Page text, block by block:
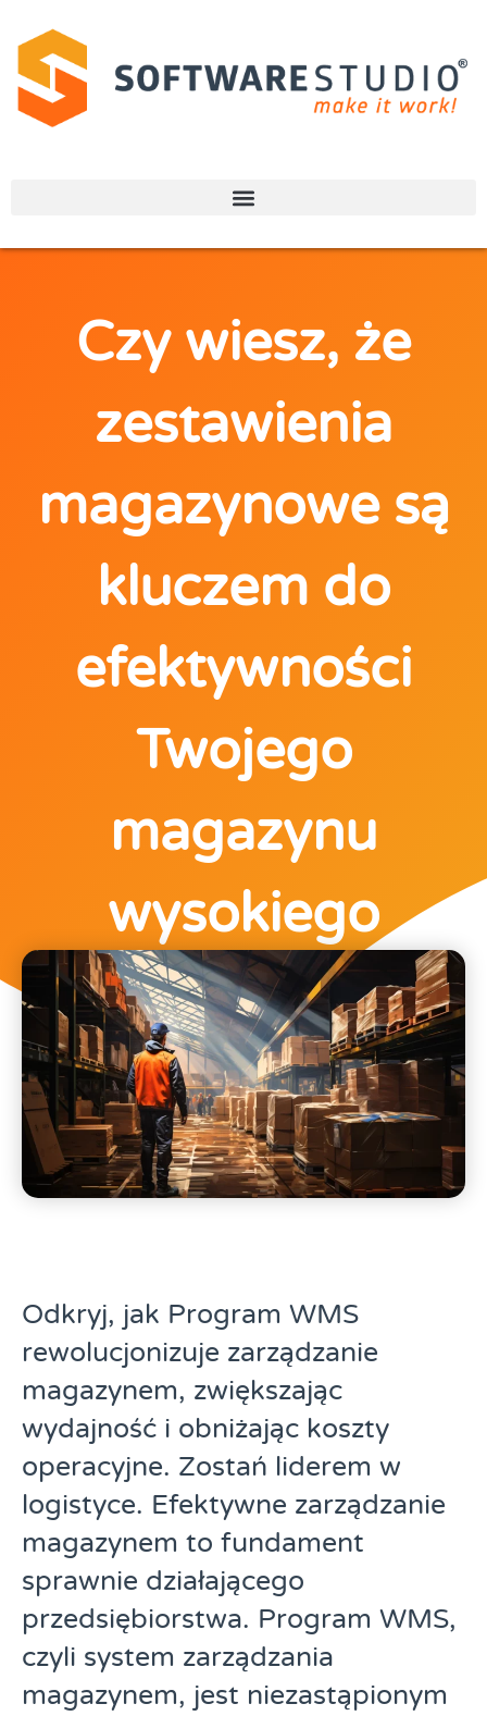
Czy wiesz, że
zestawienia
magazynowe są
kluczem do
efektywności
Twojego
magazynu
wysokiego
składowania?
Odkryj, jak Program WMS
rewolucjonizuje zarządzanie
magazynem, zwiększając
wydajność i obniżając koszty
operacyjne. Zostań liderem w
logistyce. Efektywne zarządzanie
magazynem to fundament
sprawnie działającego
przedsiębiorstwa. Program WMS,
czyli system zarządzania
magazynem, jest niezastąpionym